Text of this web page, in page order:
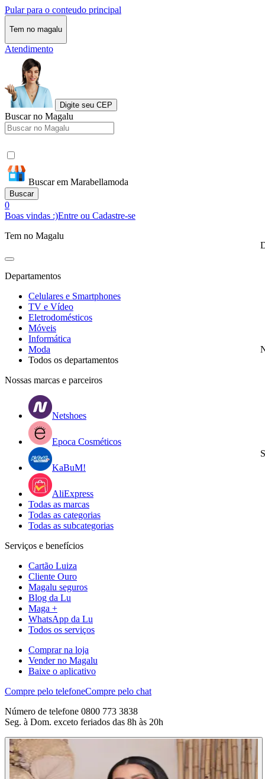
Pular para o conteudo principal
Tem no magalu
Atendimento
Digite seu CEP
Buscar no Magalu
Buscar em Marabellamoda
Buscar
0
Boas vindas :)Entre ou Cadastre-se
Tem no Magalu
Departamentos
Celulares e Smartphones
TV e Vídeo
Eletrodomésticos
Móveis
Informática
Moda
Todos os departamentos
Nossas marcas e parceiros
Netshoes
Epoca Cosméticos
KaBuM!
AliExpress
Todas as marcas
Todas as categorias
Todas as subcategorias
Serviços e benefícios
Cartão Luiza
Cliente Ouro
Magalu seguros
Blog da Lu
Maga +
WhatsApp da Lu
Todos os serviços
Comprar na loja
Vender no Magalu
Baixe o aplicativo
Compre pelo telefoneCompre pelo chat
Número de telefone 0800 773 3838
Seg. à Dom. exceto feriados das 8h às 20h